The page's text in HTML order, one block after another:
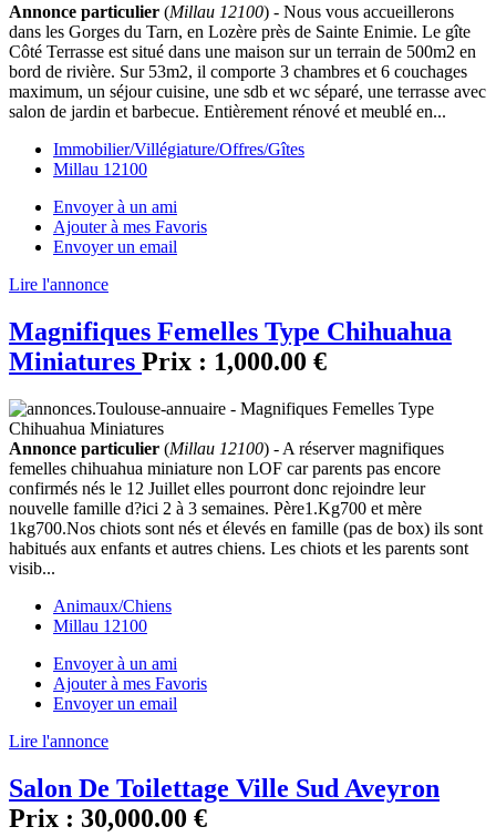
Annonce particulier (Millau 12100) - Nous vous accueillerons
dans les Gorges du Tarn, en Lozère près de Sainte Enimie. Le gîte
Côté Terrasse est situé dans une maison sur un terrain de 500m2 en
bord de rivière. Sur 53m2, il comporte 3 chambres et 6 couchages
maximum, un séjour cuisine, une sdb et wc séparé, une terrasse avec
salon de jardin et barbecue. Entièrement rénové et meublé en...
Immobilier/Villégiature/Offres/Gîtes
Millau 12100
Envoyer à un ami
Ajouter à mes Favoris
Envoyer un email
Lire l'annonce
Magnifiques Femelles Type Chihuahua
Miniatures Prix : 1,000.00 €
Annonce particulier (Millau 12100) - A réserver magnifiques
femelles chihuahua miniature non LOF car parents pas encore
confirmés nés le 12 Juillet elles pourront donc rejoindre leur
nouvelle famille d?ici 2 à 3 semaines. Père1.Kg700 et mère
1kg700.Nos chiots sont nés et élevés en famille (pas de box) ils sont
habitués aux enfants et autres chiens. Les chiots et les parents sont
visib...
Animaux/Chiens
Millau 12100
Envoyer à un ami
Ajouter à mes Favoris
Envoyer un email
Lire l'annonce
Salon De Toilettage Ville Sud Aveyron
Prix : 30,000.00 €